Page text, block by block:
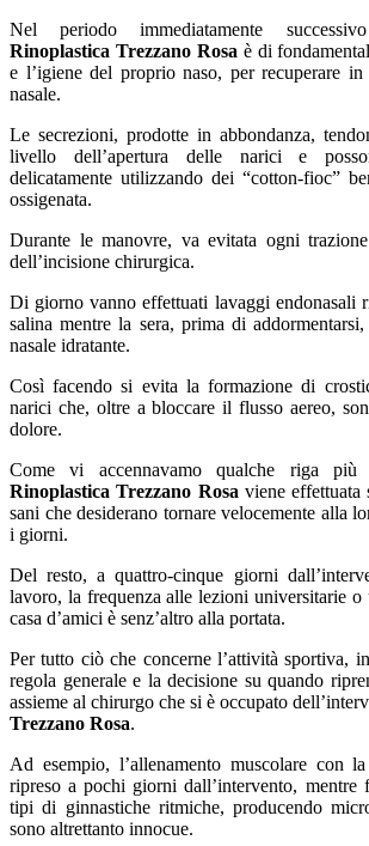
Nel periodo immediatamente
Rinoplastica Trezzano Rosa è di
e l’igiene del proprio naso, per recuperare
nasale.
Le secrezioni, prodotte in abbondanza,
livello dell’apertura delle narici e
delicatamente utilizzando dei “cotton-fioc”
ossigenata.
Durante le manovre, va evitata ogni
dell’incisione chirurgica.
Di giorno vanno effettuati lavaggi endonasali
salina mentre la sera, prima di
nasale idratante.
Così facendo si evita la formazione di
narici che, oltre a bloccare il flusso aereo,
dolore.
Come vi accennavamo qualche riga
Rinoplastica Trezzano Rosa viene effettuata
sani che desiderano tornare velocemente alla
i giorni.
Del resto, a quattro-cinque giorni
lavoro, la frequenza alle lezioni universitarie o
casa d’amici è senz’altro alla portata.
Per tutto ciò che concerne l’attività sportiva,
regola generale e la decisione su quando
assieme al chirurgo che si è occupato
Trezzano Rosa.
Ad esempio, l’allenamento muscolare con
ripreso a pochi giorni dall’intervento, mentre
tipi di ginnastiche ritmiche, producendo
sono altrettanto innocue.